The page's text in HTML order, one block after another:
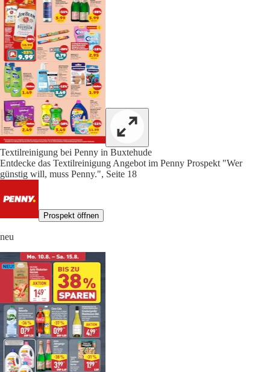
Textilreinigung bei Penny in Buxtehude
Entdecke das Textilreinigung Angebot im Penny Prospekt "Wer
günstig will, muss Penny.", Seite 18
Prospekt öffnen
neu